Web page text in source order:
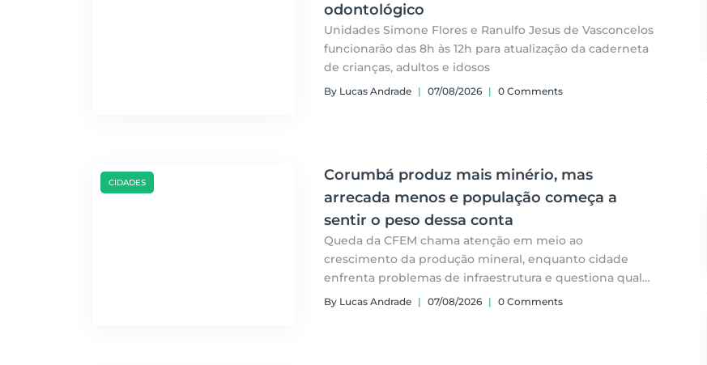
odontológico
Unidades Simone Flores e Ranulfo Jesus de Vasconcelos
funcionarão das 8h às 12h para atualização da caderneta
de crianças, adultos e idosos
By Lucas Andrade | 07/08/2026 | 0 Comments
CIDADES
Corumbá produz mais minério, mas
arrecada menos e população começa a
sentir o peso dessa conta
Queda da CFEM chama atenção em meio ao
crescimento da produção mineral, enquanto cidade
enfrenta problemas de infraestrutura e questiona qual
retorno efetivo a atividade deixa para o município
By Lucas Andrade | 07/08/2026 | 0 Comments